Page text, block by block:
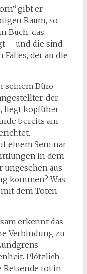
gibt er
Raum, so
Buch, das
– und die sind
der an die
seinem Büro
der
liegt kopfüber
bereits am
einem Seminar
in dem
ungesehen aus
kommen? Was
dem Toten
erkennt das
Verbindung zu
Plötzlich
Reisende tot in